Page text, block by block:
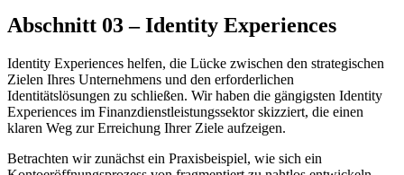
Abschnitt 03 – Identity Experiences
Identity Experiences helfen, die Lücke zwischen den strategischen
Zielen Ihres Unternehmens und den erforderlichen
Identitätslösungen zu schließen. Wir haben die gängigsten Identity
Experiences im Finanzdienstleistungssektor skizziert, die einen
klaren Weg zur Erreichung Ihrer Ziele aufzeigen.
Betrachten wir zunächst ein Praxisbeispiel, wie sich ein